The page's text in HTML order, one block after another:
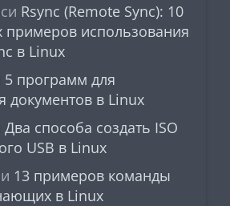
Rsync (Remote Sync): 10
примеров использования
в Linux
5 программ для
документов в Linux
Два способа создать ISO
USB в Linux
13 примеров команды
в Linux